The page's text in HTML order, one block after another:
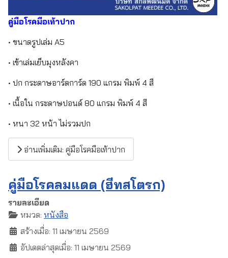
คู่มือโรคมือเท้าปาก
• ขนาดรูปเล่ม A5
• เข้าเล่มเย็บมุงหลังคา
• ปก กระดาษอาร์ตการ์ด 190 แกรม พิมพ์ 4 สี
• เนื้อใน กระดาษปอนด์ 80 แกรม พิมพ์ 4 สี
• หนา 32 หน้า ไม่รวมปก
อ่านเพิ่มเติม: คู่มือโรคมือเท้าปาก
คู่มือโรคลมแดด (ฮีทสโตรก)
รายละเอียด
หมวด: หนังสือ
สร้างเมื่อ: 11 เมษายน 2569
อัปเดตล่าสุดเมื่อ: 11 เมษายน 2569